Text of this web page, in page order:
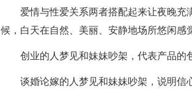
爱情与性爱关系两者搭配起来让夜晚
候，白天在自然、美丽、安静地场所悠闲感
创业的人梦见和妹妹吵架，代表产品的
谈婚论嫁的人梦见和妹妹吵架，说明信